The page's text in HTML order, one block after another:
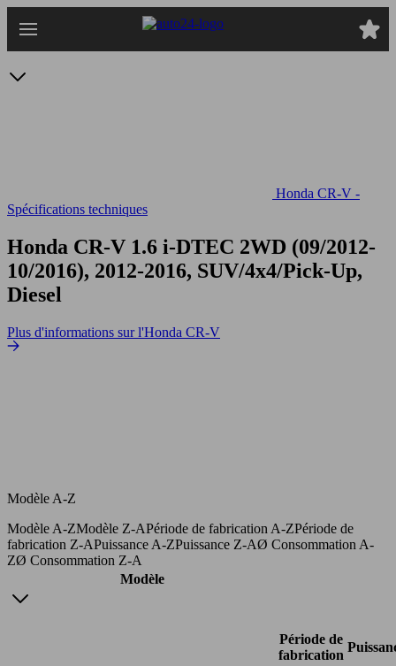
au
Honda CR-V -
Spécifications techniques
Honda CR-V 1.6 i-DTEC 2WD (09/2012-
10/2016), 2012-2016, SUV/4x4/Pick-Up,
Diesel
Plus d'informations sur l'Honda CR-V
Modèle A-Z
Modèle A-ZModèle Z-APériode de fabrication A-ZPériode de
fabrication Z-APuissance A-ZPuissance Z-AØ Consommation A-
ZØ Consommation Z-A
Modèle
Période de
fabrication